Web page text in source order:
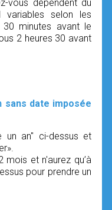
vous dépendent du
selon les
30 minutes avant le
2 heures 30 avant
date imposée
un an" ci-dessus et
mois et n'aurez qu’à
pour prendre un